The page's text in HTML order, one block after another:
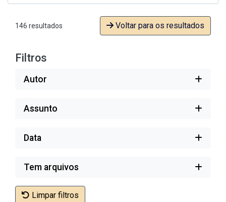
146 resultados Voltar para os resultados
Filtros
Autor
Assunto
Data
Tem arquivos
Limpar filtros